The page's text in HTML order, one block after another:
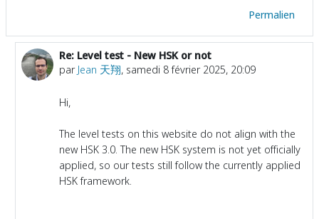
Permalien
En réponse à O J
Re: Level test - New HSK or not
par Jean 天翔, samedi 8 février 2025, 20:09
Hi,
The level tests on this website do not align with the
new HSK 3.0. The new HSK system is not yet officially
applied, so our tests still follow the currently applied
HSK framework.